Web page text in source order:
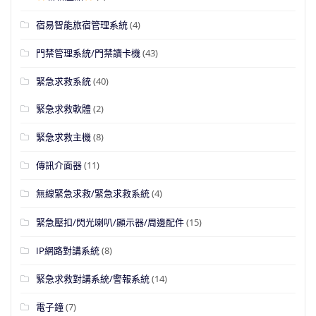
宿易智能旅宿管理系統(4)
門禁管理系統/門禁讀卡機(43)
緊急求救系統(40)
緊急求救軟體(2)
緊急求救主機(8)
傳訊介面器(11)
無線緊急求救/緊急求救系統(4)
緊急壓扣/閃光喇叭/顯示器/周邊配件(15)
IP網路對講系統(8)
緊急求救對講系統/警報系統(14)
電子鐘(7)